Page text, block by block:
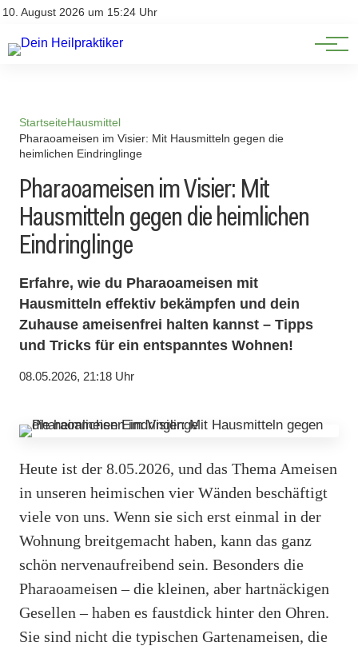
10. August 2026 um 15:24 Uhr
Impressum
Natürliche Medizin
Heilpflanzen & Kräuterkunde
StartseiteHausmittel
Pharaoameisen im Visier: Mit Hausmitteln gegen die
heimlichen Eindringlinge
Pharaoameisen im Visier: Mit
Hausmitteln gegen die heimlichen
Eindringlinge
Erfahre, wie du Pharaoameisen mit
Hausmitteln effektiv bekämpfen und dein
Zuhause ameisenfrei halten kannst – Tipps
und Tricks für ein entspanntes Wohnen!
08.05.2026, 21:18 Uhr
Heute ist der 8.05.2026, und das Thema Ameisen
in unseren heimischen vier Wänden beschäftigt
viele von uns. Wenn sie sich erst einmal in der
Wohnung breitgemacht haben, kann das ganz
schön nervenaufreibend sein. Besonders die
Pharaoameisen – die kleinen, aber hartnäckigen
Gesellen – haben es faustdick hinter den Ohren.
Sie sind nicht die typischen Gartenameisen, die